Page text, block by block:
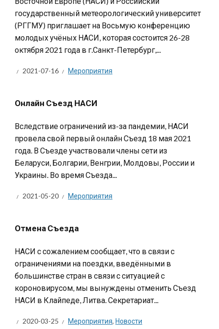
государственный метеорологический университет
(РГГМУ) приглашает на Восьмую конференцию
молодых учёных НАСИ, которая состоится 26-28
октября 2021 года в г.Санкт-Петербург,...
2021-07-16 Мероприятия
Онлайн Съезд НАСИ
Вследствие ограничений из-за пандемии, НАСИ
провела свой первый онлайн Съезд 18 мая 2021
года. В Съезде участвовали члены сети из
Беларуси, Болгарии, Венгрии, Молдовы, России и
Украины. Во время Съезда...
2021-05-20 Мероприятия
Отмена Съезда
НАСИ с сожалением сообщает, что в связи с
ограничениями на поездки, введёнными в
большинстве стран в связи с ситуацией с
короновирусом, мы вынуждены отменить Съезд
НАСИ в Клайпеде, Литва. Секретариат...
2020-03-25 Мероприятия, Новости